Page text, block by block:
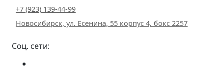
+7 (923) 139-44-99
Новосибирск, ул. Есенина, 55 корпус 4, бокс 2257
Соц. сети: